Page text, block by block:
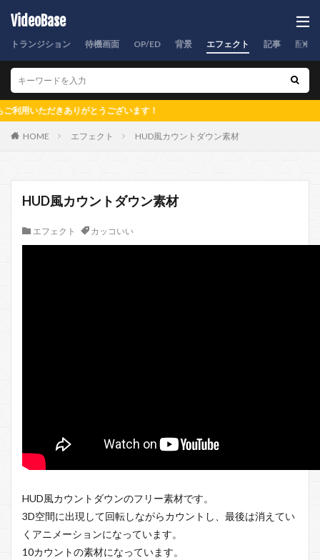
VideoBase
トランジション 待機画面 OP/ED 背景 エフェクト 記事 配信
だきありがとうございます！
HOME エフェクト HUD風カウントダウン素材
HUD風カウントダウン素材
エフェクト カッコいい
HUD風カウントダウンのフリー素材です。
3D空間に出現して回転しながらカウントし、最後は消えてい
くアニメーションになっています。
10カウントの素材になっています。